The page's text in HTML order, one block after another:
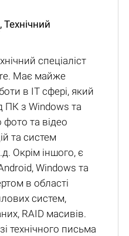
, Технічний
спеціаліст
Має майже
в IT сфері, який
ПК з Windows та
фото та відео
та систем
Окрім іншого, є
Windows та
в області
систем,
RAID масивів.
технічного письма